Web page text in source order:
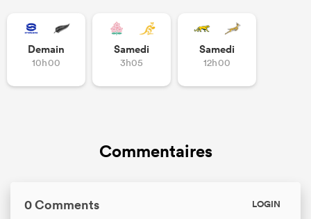
Demain
10h00
Samedi
3h05
Samedi
12h00
Commentaires
0 Comments LOGIN